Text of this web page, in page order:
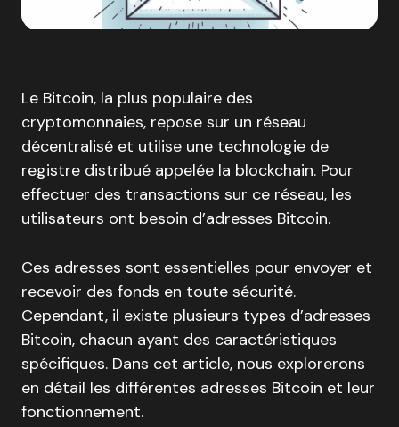
Le Bitcoin, la plus populaire des
cryptomonnaies, repose sur un réseau
décentralisé et utilise une technologie de
registre distribué appelée la blockchain. Pour
effectuer des transactions sur ce réseau, les
utilisateurs ont besoin d’adresses Bitcoin.
Ces adresses sont essentielles pour envoyer et
recevoir des fonds en toute sécurité.
Cependant, il existe plusieurs types d’adresses
Bitcoin, chacun ayant des caractéristiques
spécifiques. Dans cet article, nous explorerons
en détail les différentes adresses Bitcoin et leur
fonctionnement.